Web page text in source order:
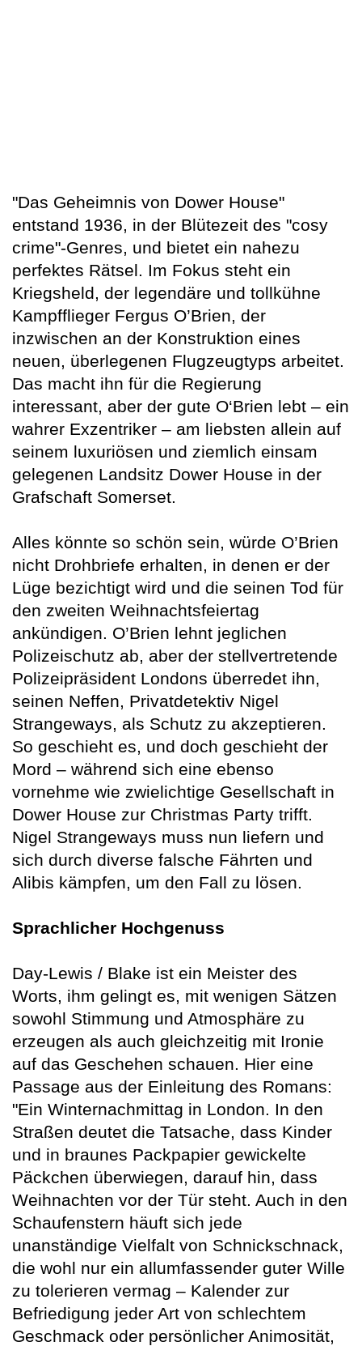
"Das Geheimnis von Dower House"
entstand 1936, in der Blütezeit des "cosy
crime"-Genres, und bietet ein nahezu
perfektes Rätsel. Im Fokus steht ein
Kriegsheld, der legendäre und tollkühne
Kampfflieger Fergus O’Brien, der
inzwischen an der Konstruktion eines
neuen, überlegenen Flugzeugtyps arbeitet.
Das macht ihn für die Regierung
interessant, aber der gute O‘Brien lebt – ein
wahrer Exzentriker – am liebsten allein auf
seinem luxuriösen und ziemlich einsam
gelegenen Landsitz Dower House in der
Grafschaft Somerset.
Alles könnte so schön sein, würde O’Brien
nicht Drohbriefe erhalten, in denen er der
Lüge bezichtigt wird und die seinen Tod für
den zweiten Weihnachtsfeiertag
ankündigen. O’Brien lehnt jeglichen
Polizeischutz ab, aber der stellvertretende
Polizeipräsident Londons überredet ihn,
seinen Neffen, Privatdetektiv Nigel
Strangeways, als Schutz zu akzeptieren.
So geschieht es, und doch geschieht der
Mord – während sich eine ebenso
vornehme wie zwielichtige Gesellschaft in
Dower House zur Christmas Party trifft.
Nigel Strangeways muss nun liefern und
sich durch diverse falsche Fährten und
Alibis kämpfen, um den Fall zu lösen.
Sprachlicher Hochgenuss
Day-Lewis / Blake ist ein Meister des
Worts, ihm gelingt es, mit wenigen Sätzen
sowohl Stimmung und Atmosphäre zu
erzeugen als auch gleichzeitig mit Ironie
auf das Geschehen schauen. Hier eine
Passage aus der Einleitung des Romans:
"Ein Winternachmittag in London. In den
Straßen deutet die Tatsache, dass Kinder
und in braunes Packpapier gewickelte
Päckchen überwiegen, darauf hin, dass
Weihnachten vor der Tür steht. Auch in den
Schaufenstern häuft sich jede
unanständige Vielfalt von Schnickschnack,
die wohl nur ein allumfassender guter Wille
zu tolerieren vermag – Kalender zur
Befriedigung jeder Art von schlechtem
Geschmack oder persönlicher Animosität,